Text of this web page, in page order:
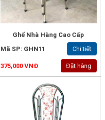
Ghế Nhà Hàng Cao Cấp
Mã SP: GHN11
Chi tiết
375,000 VNĐ Đặt hàng